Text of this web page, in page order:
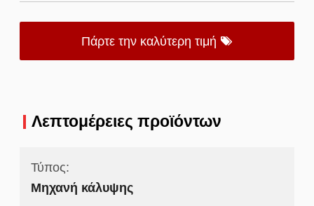
Πάρτε την καλύτερη τιμή
Λεπτομέρειες προϊόντων
Τύπος:
Μηχανή κάλυψης